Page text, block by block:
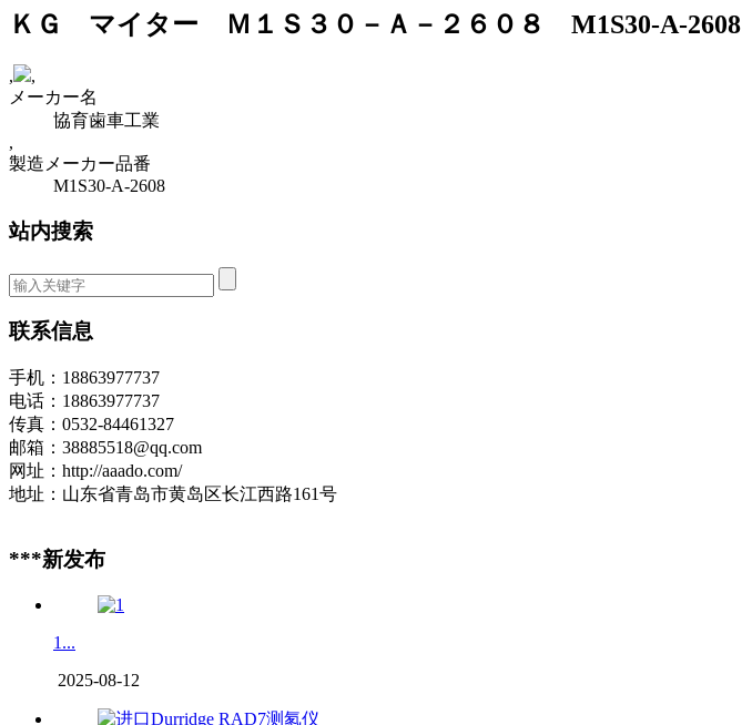
ＫＧ マイター Ｍ１Ｓ３０－Ａ－２６０８ M1S30-A-2608
,
,
メーカー名
協育歯車工業
,
製造メーカー品番
M1S30-A-2608
站内搜索
联系信息
手机：18863977737
电话：18863977737
传真：0532-84461327
邮箱：38885518@qq.com
网址：http://aaado.com/
地址：山东省青岛市黄岛区长江西路161号
***新发布
1...
2025-08-12